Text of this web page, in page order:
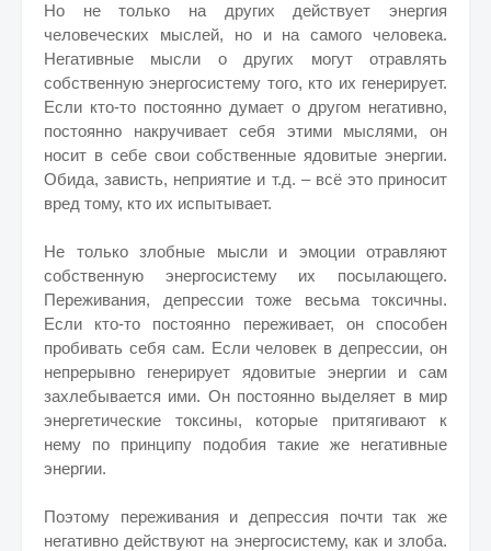
Но не только на других действует энергия
человеческих мыслей, но и на самого человека.
Негативные мысли о других могут отравлять
собственную энергосистему того, кто их генерирует.
Если кто-то постоянно думает о другом негативно,
постоянно накручивает себя этими мыслями, он
носит в себе свои собственные ядовитые энергии.
Обида, зависть, неприятие и т.д. – всё это приносит
вред тому, кто их испытывает.
Не только злобные мысли и эмоции отравляют
собственную энергосистему их посылающего.
Переживания, депрессии тоже весьма токсичны.
Если кто-то постоянно переживает, он способен
пробивать себя сам. Если человек в депрессии, он
непрерывно генерирует ядовитые энергии и сам
захлебывается ими. Он постоянно выделяет в мир
энергетические токсины, которые притягивают к
нему по принципу подобия такие же негативные
энергии.
Поэтому переживания и депрессия почти так же
негативно действуют на энергосистему, как и злоба.